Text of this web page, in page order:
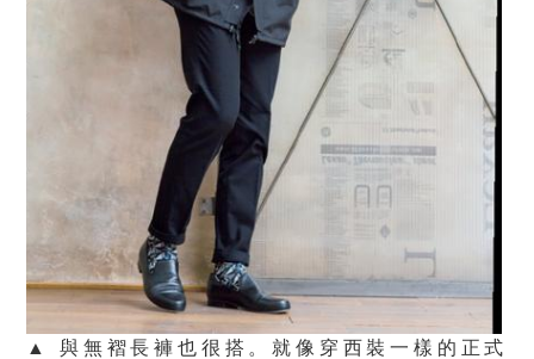
▲ 與無褶長褲也很搭。就像穿西裝一樣的正式